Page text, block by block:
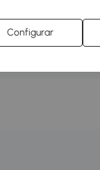
Configurar